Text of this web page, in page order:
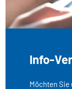
Info-
Möchten Sie